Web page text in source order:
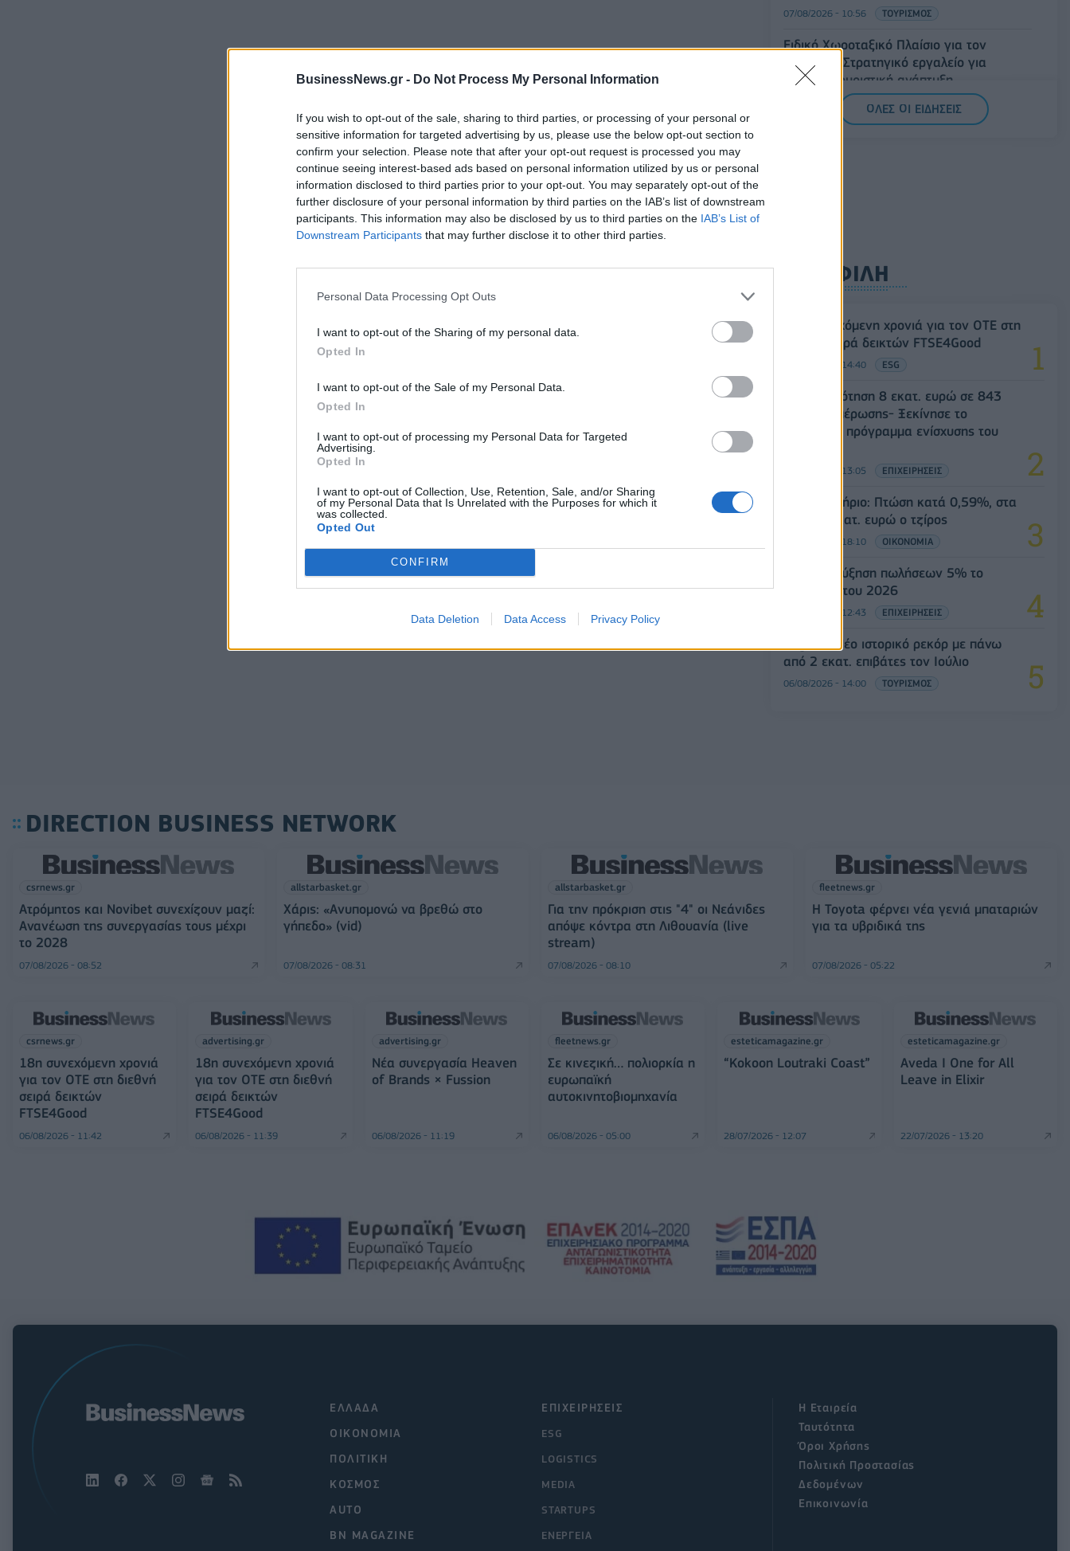
BusinessNews.gr - Do Not Process My Personal Information
If you wish to opt-out of the sale, sharing to third parties, or processing of your personal or
sensitive information for targeted advertising by us, please use the below opt-out section to
confirm your selection. Please note that after your opt-out request is processed you may
continue seeing interest-based ads based on personal information utilized by us or personal
information disclosed to third parties prior to your opt-out. You may separately opt-out of the
further disclosure of your personal information by third parties on the IAB’s list of downstream
participants. This information may also be disclosed by us to third parties on the IAB’s List of
Downstream Participants that may further disclose it to other third parties.
Personal Data Processing Opt Outs
I want to opt-out of the Sharing of my personal data.
Opted In
I want to opt-out of the Sale of my Personal Data.
Opted In
I want to opt-out of processing my Personal Data for Targeted
Advertising.
Opted In
I want to opt-out of Collection, Use, Retention, Sale, and/or Sharing
of my Personal Data that Is Unrelated with the Purposes for which it
was collected.
Opted Out
CONFIRM
Data Deletion Data Access Privacy Policy
07/08/2026 - 10:56 ΤΟΥΡΙΣΜΟΣ
Ειδικό Χωροταξικό Πλαίσιο για τον
Τουρισμό: Στρατηγικό εργαλείο για
βιώσιμη τουριστική ανάπτυξη
07/08/2026 - 10:43 ΠΟΛΙΤΙΚΗ
ΟΛΕΣ ΟΙ ΕΙΔΗΣΕΙΣ
ΔΗΜΟΦΙΛΗ
18η συνεχόμενη χρονιά για τον ΟΤΕ στη
διεθνή σειρά δεικτών FTSE4Good
06/08/2026 - 14:40 ESG
Χρηματοδότηση 8 εκατ. ευρώ σε 843
μέσα ενημέρωσης- Ξεκίνησε το
πενταετές πρόγραμμα ενίσχυσης του
06/08/2026 - 13:05 ΕΠΙΧΕΙΡΗΣΕΙΣ
Χρηματιστήριο: Πτώση κατά 0,59%, στα
320,42 εκατ. ευρώ ο τζίρος
06/08/2026 - 18:10 ΟΙΚΟΝΟΜΙΑ
JUMBO: Αύξηση πωλήσεων 5% το
επτάμηνο του 2026
06/08/2026 - 12:43 ΕΠΙΧΕΙΡΗΣΕΙΣ
Aegean: Νέο ιστορικό ρεκόρ με πάνω
από 2 εκατ. επιβάτες τον Ιούλιο
06/08/2026 - 14:00 ΤΟΥΡΙΣΜΟΣ
DIRECTION BUSINESS NETWORK
csrnews.gr
Ατρόμητος και Novibet συνεχίζουν μαζί:
Ανανέωση της συνεργασίας τους μέχρι
το 2028
07/08/2026 - 08:52
allstarbasket.gr
Χάρις: «Ανυπομονώ να βρεθώ στο
γήπεδο» (vid)
07/08/2026 - 08:31
allstarbasket.gr
Για την πρόκριση στις "4" οι Νεάνιδες
απόψε κόντρα στη Λιθουανία (live
stream)
07/08/2026 - 08:10
fleetnews.gr
Η Toyota φέρνει νέα γενιά μπαταριών
για τα υβριδικά της
07/08/2026 - 05:22
csrnews.gr
18η συνεχόμενη χρονιά
για τον ΟΤΕ στη διεθνή
σειρά δεικτών
FTSE4Good
06/08/2026 - 11:42
advertising.gr
18η συνεχόμενη χρονιά
για τον ΟΤΕ στη διεθνή
σειρά δεικτών
FTSE4Good
06/08/2026 - 11:39
advertising.gr
Νέα συνεργασία Heaven
of Brands × Fussion
06/08/2026 - 11:19
fleetnews.gr
Σε κινεζική… πολιορκία η
ευρωπαϊκή
αυτοκινητοβιομηχανία
06/08/2026 - 05:00
esteticamagazine.gr
“Kokoon Loutraki Coast”
28/07/2026 - 12:07
esteticamagazine.gr
Aveda I One for All
Leave in Elixir
22/07/2026 - 13:20
ΕΠΙΧΕΙΡΗΣΕΙΣ
ESG
LOGISTICS
MEDIA
STARTUPS
ΕΝΕΡΓΕΙΑ
ΕΛΛΑΔΑ
ΟΙΚΟΝΟΜΙΑ
ΠΟΛΙΤΙΚΗ
ΚΟΣΜΟΣ
AUTO
BN MAGAZINE
Η Εταιρεία
Ταυτότητα
Όροι Χρήσης
Πολιτική Προστασίας
Δεδομένων
Επικοινωνία